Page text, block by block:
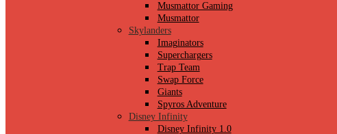
Musmattor Gaming
Musmattor
Skylanders
Imaginators
Superchargers
Trap Team
Swap Force
Giants
Spyros Adventure
Disney Infinity
Disney Infinity 1.0